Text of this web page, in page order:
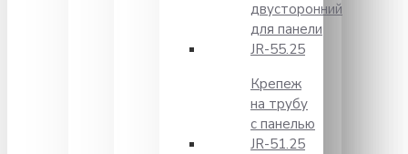
двусторонний
для панели
JR-55.25
Крепеж
на трубу
с панелью
JR-51.25